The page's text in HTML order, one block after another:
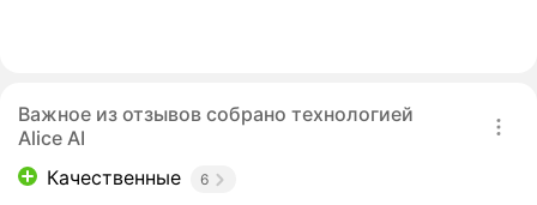
Важное из отзывов собрано технологией
Alice AI
Качественные
6